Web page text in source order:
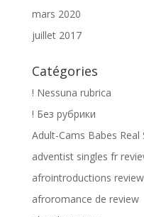
mars 2020
juillet 2017
Catégories
! Nessuna rubrica
! Без рубрики
Adult-Cams Babes Real
adventist singles fr
afrointroductions review
afroromance de review